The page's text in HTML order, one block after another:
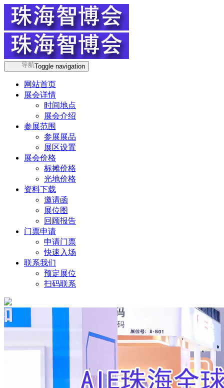
导航Toggle navigation
网站首页
展会详情
时间地点
展会介绍
参展范围
参展展品
展区设置
展会价格
标摊价格
光地价格
资料下载
邀请函
展位图
回顾报告
门票申请
申请门票
快速入场
联系我们
预定展位
扫码联系